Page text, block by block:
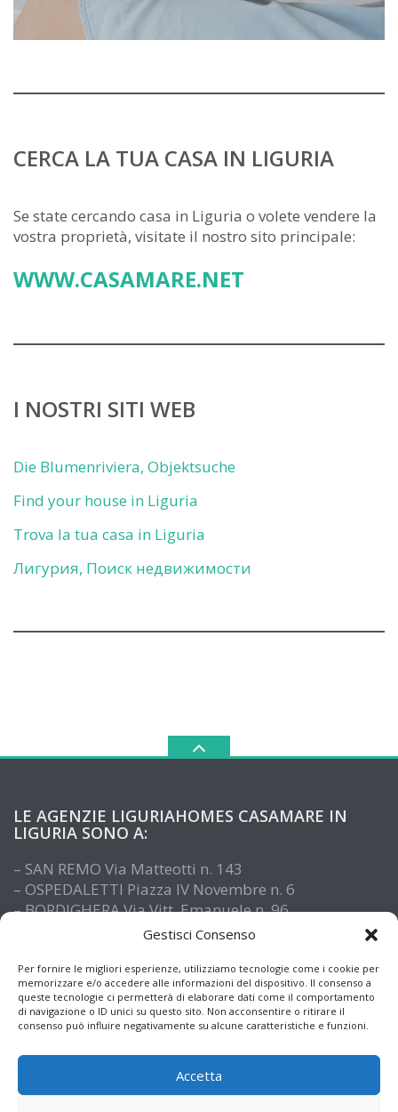
Gestisci Consenso
Per fornire le migliori esperienze, utilizziamo tecnologie come i cookie per
memorizzare e/o accedere alle informazioni del dispositivo. Il consenso a
queste tecnologie ci permetterà di elaborare dati come il comportamento
di navigazione o ID unici su questo sito. Non acconsentire o ritirare il
consenso può influire negativamente su alcune caratteristiche e funzioni.
Accetta
CERCA LA TUA CASA IN LIGURIA
Se state cercando casa in Liguria o volete vendere la
vostra proprietà, visitate il nostro sito principale:
WWW.CASAMARE.NET
I NOSTRI SITI WEB
Die Blumenriviera, Objektsuche
Find your house in Liguria
Trova la tua casa in Liguria
Лигурия, Поиск недвижимости
LE AGENZIE LIGURIAHOMES CASAMARE IN
LIGURIA SONO A:
– SAN REMO Via Matteotti n. 143
– OSPEDALETTI Piazza IV Novembre n. 6
– BORDIGHERA Via Vitt. Emanuele n. 96
– IMPERIA Piazza De Amicis n. 15
– ALASSIO Via XX Settembre n. 61